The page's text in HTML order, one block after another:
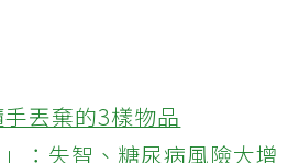
丟棄的3樣物品